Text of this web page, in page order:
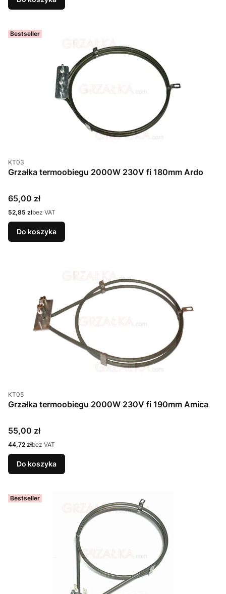
Bestseller
Kod produktu
KT03
Grzałka termoobiegu 2000W 230V fi 180mm Ardo
Cena
65,00 zł
Cena
52,85 złbez VAT
Do koszyka
Kod produktu
KT05
Grzałka termoobiegu 2000W 230V fi 190mm Amica
Cena
55,00 zł
Cena
44,72 złbez VAT
Do koszyka
Bestseller